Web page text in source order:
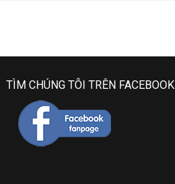
TÌM CHÚNG TÔI TRÊN FACEBOOK